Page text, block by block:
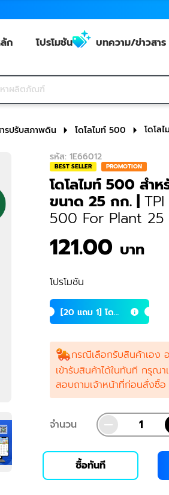
ก โปรโมชัน บทความ/ข่าวสาร
รปรับสภาพดิน โดโลไมท์ 500 โดโล
รหัส: 1E66012
BEST SELLER PROMOTION
โดโลไมท์ 500 สำ
ขนาด 25 กก. |
500 For Plant 25
121.00 บาท
โปรโมชัน
[20 แถม 1] โดโ
ลไมท์ 500 สำหรั
กก.กรณีเลือกรับสินค้าเอง
เข้ารับสินค้าได้ในทันที กรุณา
สอบถามเจ้าหน้าที่ก่อนสั่งซื้อ
จำนวน
ซื้อทันที